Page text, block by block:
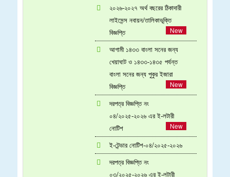
২০২৬-২০২৭ অর্থ বছরের ঠিকাদারী
লাইসেন্স নবায়ন/তালিকাভূক্তি
বিজ্ঞপ্তি
আগামী ১৪৩৩ বাংলা সনের জন্য
খেয়াঘাট ও ১৪৩৩-১৪৩৫ পর্যন্ত
বাংলা সনের জন্য পুকুর ইজারা
বিজ্ঞপ্তি
দরপত্র বিজ্ঞপ্তি নং
০৪/২০২৫-২০২৬ এর ই-লটারী
নোটিশ
ই-টেন্ডার নোটিশ-০৪/২০২৫-২০২৬
দরপত্র বিজ্ঞপ্তি নং
০৩/২০২৫-২০২৬ এর ই-লটারী